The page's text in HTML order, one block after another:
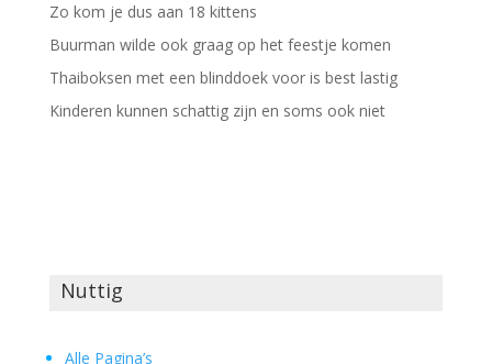
Zo kom je dus aan 18 kittens
Buurman wilde ook graag op het feestje komen
Thaiboksen met een blinddoek voor is best lastig
Kinderen kunnen schattig zijn en soms ook niet
Nuttig
Alle Pagina’s